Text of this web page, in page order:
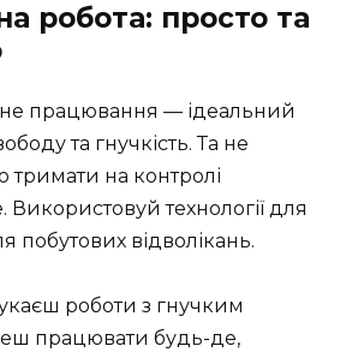
робота: просто та
працювання — ідеальний
та гнучкість. Та не
тримати на контролі
Використовуй технології для
побутових відволікань.
роботи з гнучким
працювати будь-де,